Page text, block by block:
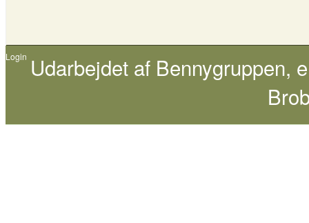
Login Udarbejdet af Bennygruppen,